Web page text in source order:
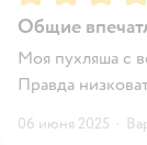
Общие
Моя пухляша с
Правда
06 июня 2025 ·